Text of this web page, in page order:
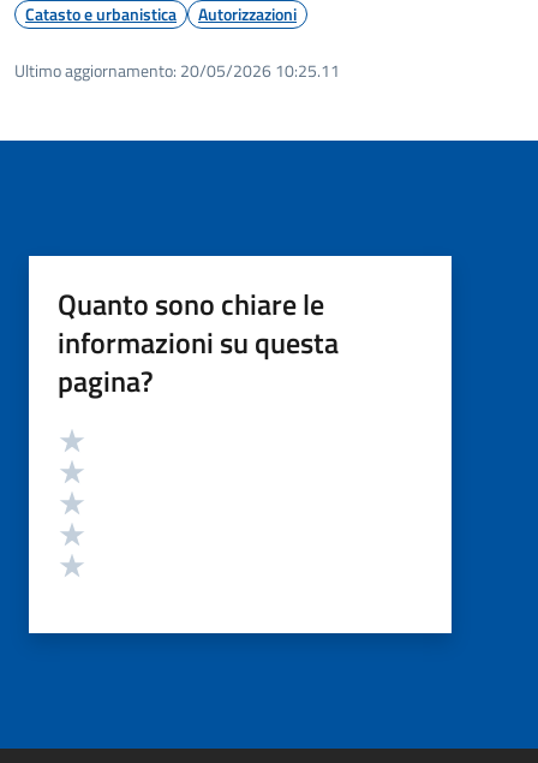
Catasto e urbanistica Autorizzazioni
Ultimo aggiornamento: 20/05/2026 10:25.11
Quanto sono chiare le
informazioni su questa
pagina?
Valutazione